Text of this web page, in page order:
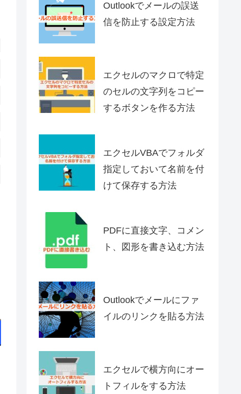
Outlookでメールの誤送
信を防止する設定方法
エクセルのマクロで特定
のセルの文字列をコピー
するボタンを作る方法
エクセルVBAでフォルダ
指定しておいて名前を付
けて保存する方法
PDFに直接文字、コメン
ト、図形を書き込む方法
Outlookでメールにファ
イルのリンクを貼る方法
エクセルで横方向にオー
トフィルをする方法